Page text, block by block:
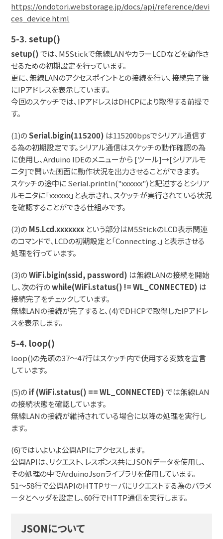
https://ondotori.webstorage.jp/docs/api/reference/devi
ces_device.html
5-3. setup()
setup()では、M5Stickで無線LANやカラーLCDなどを動作さ
せるための初期設定を行っています。
更に、無線LANのアクセスポイントとの接続を行い、接続完了後
にIPアドレスを表示しています。
今回のスケッチでは、IPアドレスはDHCPにより取得する前提で
す。
(1)のSerial.bigin(115200) は115200bpsでシリアル通信す
る為の初期設定です。シリアル通信はスケッチの動作確認の為
に使用し、Arduino IDEのメニューから [ツール]→[シリアルモ
ニタ]で開いた画面に動作状況を出力させることができます。
スケッチの途中に Serial.println("xxxxxx")と記述するとシリア
ルモニタに「xxxxxx」と表示され、スケッチが実行されている状況
を確認することができる仕組みです。
(2)の M5.Lcd.xxxxxxx という部分はM5StickのLCD表示関連
のコマンドで、LCDの初期設定と「Connecting..」と表示させる
処理を行っています。
(3)のWiFi.bigin(ssid, password) は無線LANの接続を開始
し、次の行のwhile(WiFi.status() != WL_CONNECTED) は
接続完了をチェックしています。
無線LANの接続が完了すると、(4)でDHCPで取得したIPアドレ
スを表示します。
5-4. loop()
loop()の先頭の37～47行はスケッチ内で使用する変数を宣言
しています。
(5)の if (WiFi.status() == WL_CONNECTED)では無線LAN
の接続状態を確認しています。
無線LANの接続が維持されている場合に以降の処理を実行し
ます。
(6)ではいよいよ公開APIにアクセスします。
公開APIは、リクエスト、レスポンス共にJSONデータを使用し、
その処理の中でArduinoJsonライブラリを使用しています。
51～58行で公開APIのHTTPサーバにリクエストする為のパラメ
ータとヘッダを設定し、60行でHTTP通信を実行します。
JSONについて